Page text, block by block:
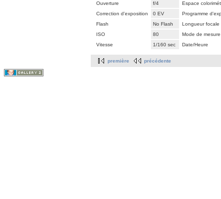
Ouverture
f/4
Espace
Correction d'exposition
0 EV
Programme
Flash
No Flash
Longueur focale
ISO
80
Mode de mesure
Vitesse
1/160 sec Date/Heure
première précédente